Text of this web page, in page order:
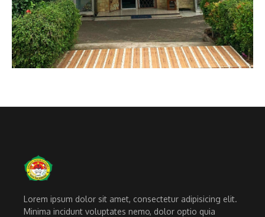
Lorem ipsum dolor sit amet, consectetur adipisicing elit.
Minima incidunt voluptates nemo, dolor optio quia